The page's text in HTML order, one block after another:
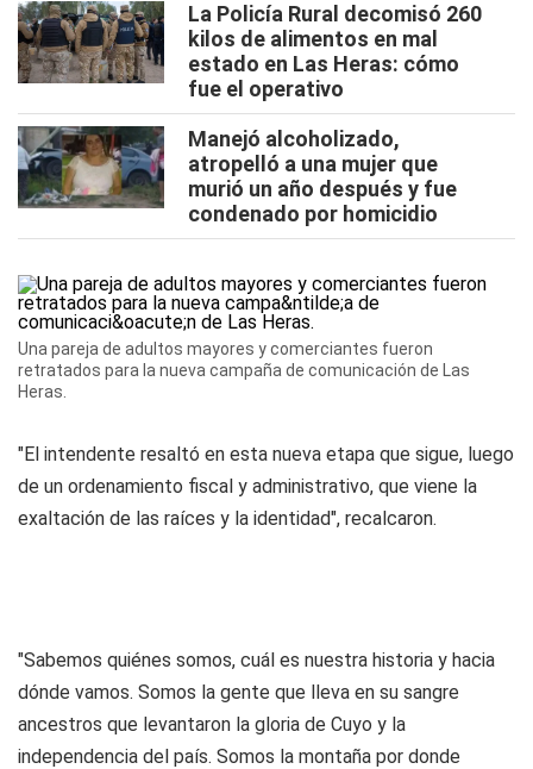
La Policía Rural decomisó 260
kilos de alimentos en mal
estado en Las Heras: cómo
fue el operativo
Manejó alcoholizado,
atropelló a una mujer que
murió un año después y fue
condenado por homicidio
Una pareja de adultos mayores y comerciantes fueron
retratados para la nueva campaña de comunicación de Las
Heras.
"El intendente resaltó en esta nueva etapa que sigue, luego
de un ordenamiento fiscal y administrativo, que viene la
exaltación de las raíces y la identidad", recalcaron.
"Sabemos quiénes somos, cuál es nuestra historia y hacia
dónde vamos. Somos la gente que lleva en su sangre
ancestros que levantaron la gloria de Cuyo y la
independencia del país. Somos la montaña por donde